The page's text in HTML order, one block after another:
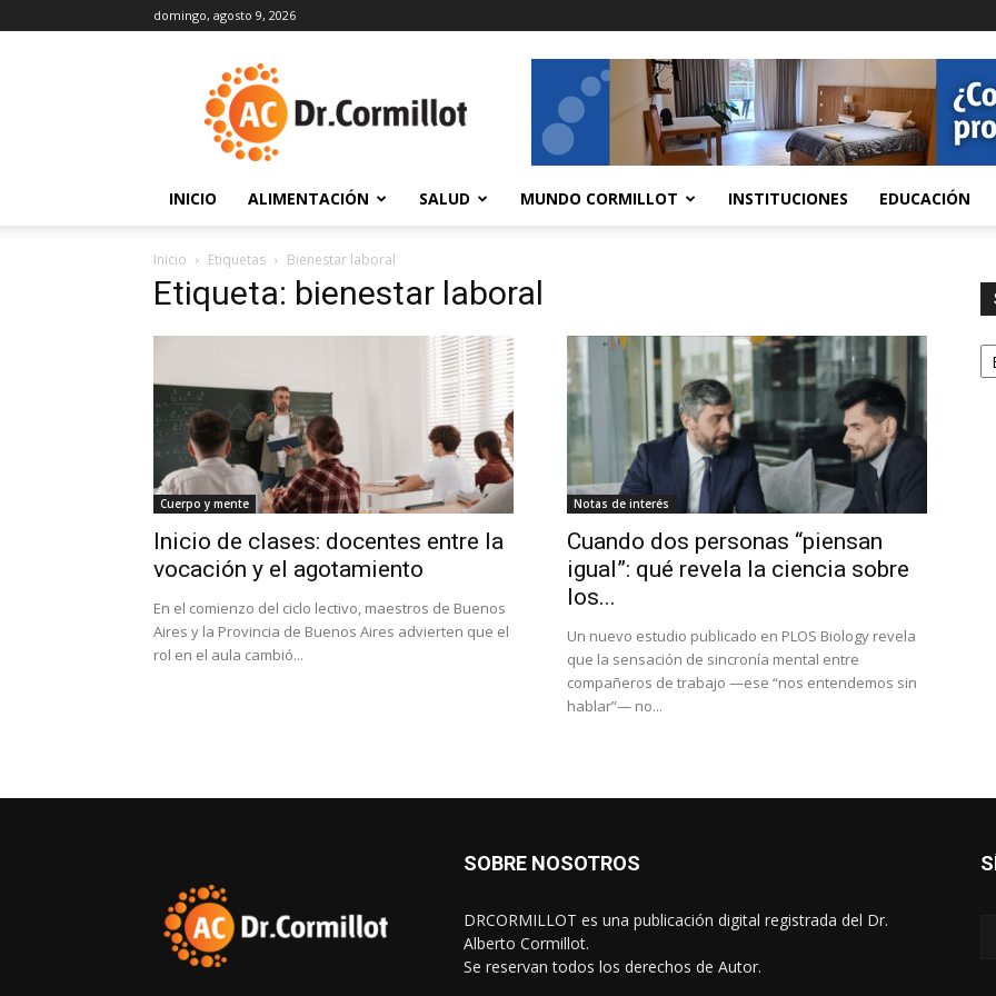
domingo, agosto 9, 2026
INICIO ALIMENTACIÓN SALUD MUNDO CORMILLOT INSTITUCIONES EDUCACIÓN
Inicio Etiquetas Bienestar laboral
Etiqueta: bienestar laboral
Cuerpo y mente
Inicio de clases: docentes entre la
vocación y el agotamiento
En el comienzo del ciclo lectivo, maestros de Buenos
Aires y la Provincia de Buenos Aires advierten que el
rol en el aula cambió...
Notas de interés
Cuando dos personas “piensan
igual”: qué revela la ciencia sobre
los...
Un nuevo estudio publicado en PLOS Biology revela
que la sensación de sincronía mental entre
compañeros de trabajo —ese “nos entendemos sin
hablar”— no...
SOBRE NOSOTROS
DRCORMILLOT es una publicación digital registrada del Dr.
Alberto Cormillot.
Se reservan todos los derechos de Autor.